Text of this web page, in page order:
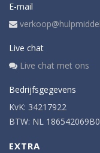
E-mail
Live chat
Live chat met ons
Bedrijfsgegevens
KvK: 34217922
BTW: NL
EXTRA